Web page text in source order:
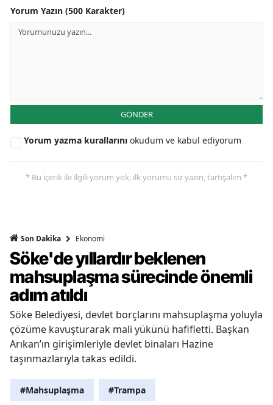
Yorum Yazın (500 Karakter)
GÖNDER
Yorum yazma kurallarını okudum ve kabul ediyorum
* Bu içerik ile ilgili yorum yok, ilk yorumu siz yazın, tartışalım *
Son Dakika Ekonomi
Söke'de yıllardır beklenen
mahsuplaşma sürecinde önemli
adım atıldı
Söke Belediyesi, devlet borçlarını mahsuplaşma yoluyla
çözüme kavuşturarak mali yükünü hafifletti. Başkan
Arıkan’ın girişimleriyle devlet binaları Hazine
taşınmazlarıyla takas edildi.
#Mahsuplaşma #Trampa